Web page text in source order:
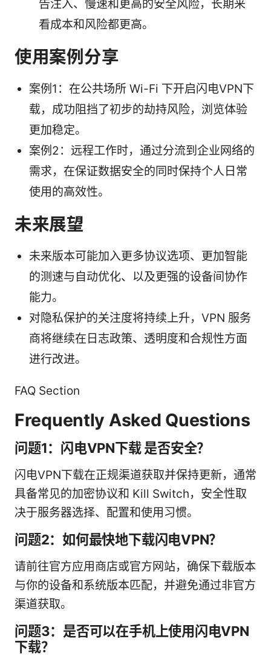
告注入、慢速和更高的安全风险，长期来
看成本和风险都更高。
使用案例分享
案例1：在公共场所 Wi-Fi 下开启闪电VPN下
载，成功阻挡了初步的劫持风险，浏览体验
更加稳定。
案例2：远程工作时，通过分流到企业网络的
需求，在保证数据安全的同时保持个人日常
使用的高效性。
未来展望
未来版本可能加入更多协议选项、更加智能
的测速与自动优化、以及更强的设备间协作
能力。
对隐私保护的关注度将持续上升，VPN 服务
商将继续在日志政策、透明度和合规性方面
进行改进。
FAQ Section
Frequently Asked Questions
问题1：闪电VPN下载 是否安全？
闪电VPN下载在正规渠道获取并保持更新，通常
具备常见的加密协议和 Kill Switch，安全性取
决于服务器选择、配置和使用习惯。
问题2：如何最快地下载闪电VPN？
请前往官方应用商店或官方网站，确保下载版本
与你的设备和系统版本匹配，并避免通过非官方
渠道获取。
问题3：是否可以在手机上使用闪电VPN
下载？